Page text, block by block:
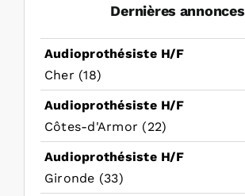
Dernières annonces
Audioprothésiste H/F
Cher (18)
Audioprothésiste H/F
Côtes-d'Armor (22)
Audioprothésiste H/F
Gironde (33)